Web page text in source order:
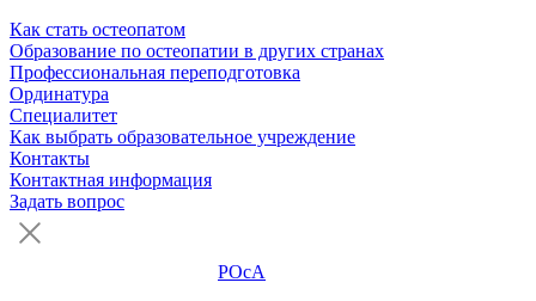
Как стать остеопатом
Образование по остеопатии в других странах
Профессиональная переподготовка
Ординатура
Специалитет
Как выбрать образовательное учреждение
Контакты
Контактная информация
Задать вопрос
РОсА